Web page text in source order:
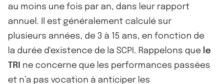
au moins une fois par an, dans leur rapport
annuel. Il est généralement calculé sur
plusieurs années, de 3 à 15 ans, en fonction de
la durée d'existence de la SCPI. Rappelons que le
TRI
ne concerne que les performances passées
et n’a pas vocation à anticiper les